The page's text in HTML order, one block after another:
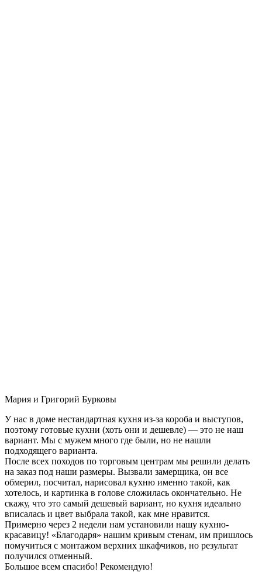
Мария и Григорий Бурковы
У нас в доме нестандартная кухня из-за короба и выступов,
поэтому готовые кухни (хоть они и дешевле) — это не наш
вариант. Мы с мужем много где были, но не нашли
подходящего варианта.
После всех походов по торговым центрам мы решили делать
на заказ под наши размеры. Вызвали замерщика, он все
обмерил, посчитал, нарисовал кухню именно такой, как
хотелось, и картинка в голове сложилась окончательно. Не
скажу, что это самый дешевый вариант, но кухня идеально
вписалась и цвет выбрала такой, как мне нравится.
Примерно через 2 недели нам установили нашу кухню-
красавицу! «Благодаря» нашим кривым стенам, им пришлось
помучиться с монтажом верхних шкафчиков, но результат
получился отменный.
Большое всем спасибо! Рекомендую!